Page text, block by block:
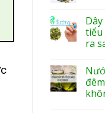
tiểu
ra